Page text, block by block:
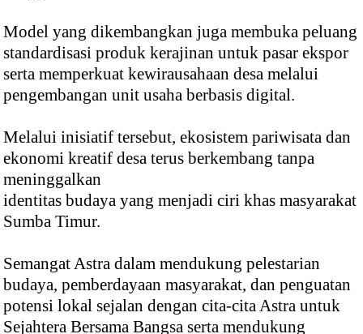
Model yang dikembangkan juga membuka peluang
standardisasi produk kerajinan untuk pasar ekspor
serta memperkuat kewirausahaan desa melalui
pengembangan unit usaha berbasis digital.
Melalui inisiatif tersebut, ekosistem pariwisata dan
ekonomi kreatif desa terus berkembang tanpa
meninggalkan
identitas budaya yang menjadi ciri khas masyarakat
Sumba Timur.
Semangat Astra dalam mendukung pelestarian
budaya, pemberdayaan masyarakat, dan penguatan
potensi lokal sejalan dengan cita-cita Astra untuk
Sejahtera Bersama Bangsa serta mendukung